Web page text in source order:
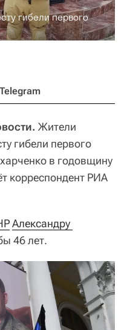
гибели первого
Telegram
Жители
гибели первого
в годовщину
корреспондент РИА
Александру
46 лет.